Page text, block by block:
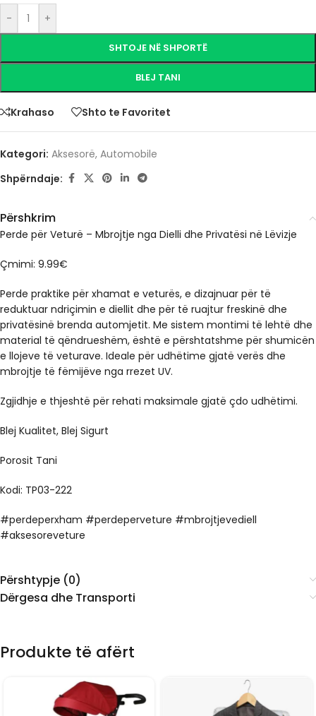
- +
SHTOJE NË SHPORTË
BLEJ TANI
Krahaso Shto te Favoritet
Kategori: Aksesorë, Automobile
Shpërndaje:
Përshkrim
Perde për Veturë – Mbrojtje nga Dielli dhe Privatësi në Lëvizje
Çmimi: 9.99€
Perde praktike për xhamat e veturës, e dizajnuar për të
reduktuar ndriçimin e diellit dhe për të ruajtur freskinë dhe
privatësinë brenda automjetit. Me sistem montimi të lehtë dhe
material të qëndrueshëm, është e përshtatshme për shumicën
e llojeve të veturave. Ideale për udhëtime gjatë verës dhe
mbrojtje të fëmijëve nga rrezet UV.
Zgjidhje e thjeshtë për rehati maksimale gjatë çdo udhëtimi.
Blej Kualitet, Blej Sigurt
Porosit Tani
Kodi: TP03-222
#perdeperxham #perdeperveture #mbrojtjevediell
#aksesoreveture
Përshtypje (0)
Dërgesa dhe Transporti
Produkte të afërt